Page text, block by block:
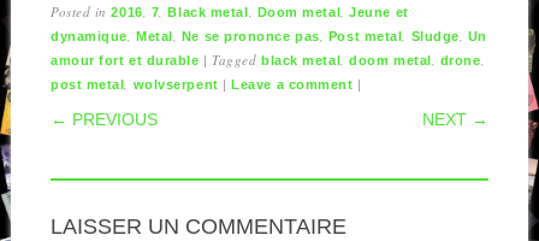
Posted in2016, 7,Black metal, Doom metal,Jeune et
dynamique,Metal, Ne se prononce pas, Post metal, Sludge, Un
amour fort et durable |Taggedblack metal,doom metal, drone,
post metal, wolvserpent |Leave a comment |
POST NAVIGATION
← PREVIOUS NEXT →
LAISSER UN COMMENTAIRE